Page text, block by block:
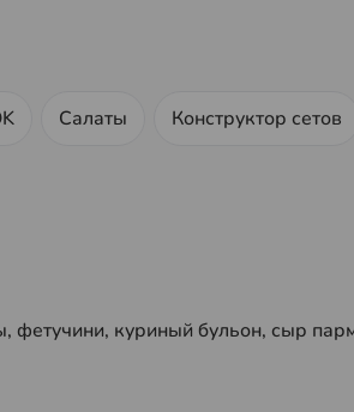
Салаты Конструктор сетов
фетучини, куриный бульон, сыр